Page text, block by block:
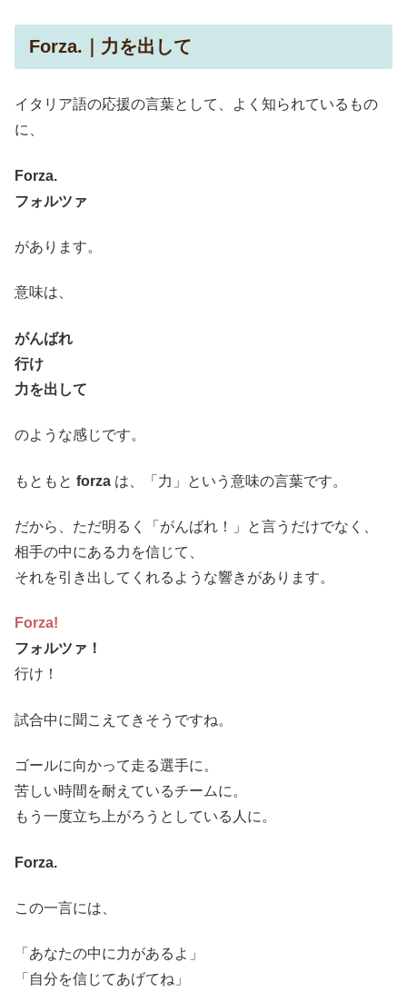
Forza.｜力を出して
イタリア語の応援の言葉として、よく知られているもの
に、
Forza.
フォルツァ
があります。
意味は、
がんばれ
行け
力を出して
のような感じです。
もともと forza は、「力」という意味の言葉です。
だから、ただ明るく「がんばれ！」と言うだけでなく、
相手の中にある力を信じて、
それを引き出してくれるような響きがあります。
Forza!
フォルツァ！
行け！
試合中に聞こえてきそうですね。
ゴールに向かって走る選手に。
苦しい時間を耐えているチームに。
もう一度立ち上がろうとしている人に。
Forza.
この一言には、
「あなたの中に力があるよ」
「自分を信じてあげてね」